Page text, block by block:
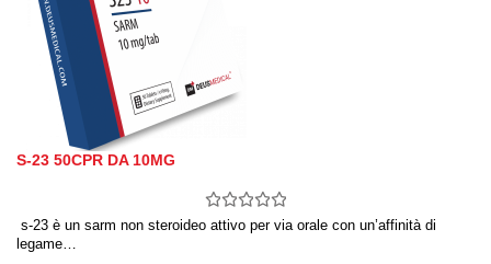
S-23 50CPR DA 10MG
s-23 è un sarm non steroideo attivo per via orale con un’affinità di
legame…